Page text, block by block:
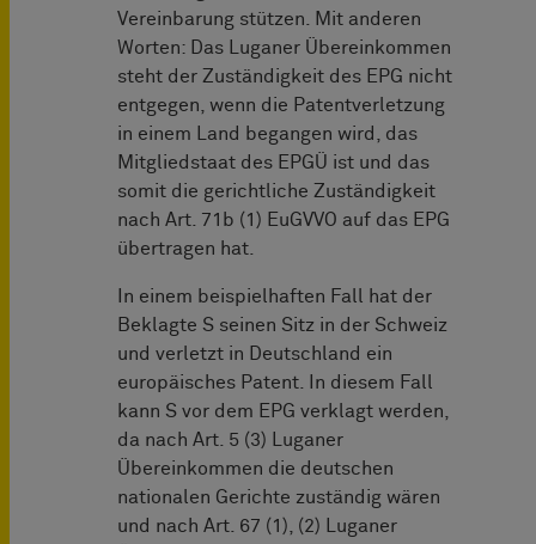
Vereinbarung stützen. Mit anderen
Worten: Das Luganer Übereinkommen
steht der Zuständigkeit des EPG nicht
entgegen, wenn die Patentverletzung
in einem Land begangen wird, das
Mitgliedstaat des EPGÜ ist und das
somit die gerichtliche Zuständigkeit
nach Art. 71b (1) EuGVVO auf das EPG
übertragen hat.
In einem beispielhaften Fall hat der
Beklagte S seinen Sitz in der Schweiz
und verletzt in Deutschland ein
europäisches Patent. In diesem Fall
kann S vor dem EPG verklagt werden,
da nach Art. 5 (3) Luganer
Übereinkommen die deutschen
nationalen Gerichte zuständig wären
und nach Art. 67 (1), (2) Luganer